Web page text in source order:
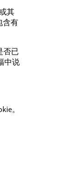
其
含有
否已
中说
。